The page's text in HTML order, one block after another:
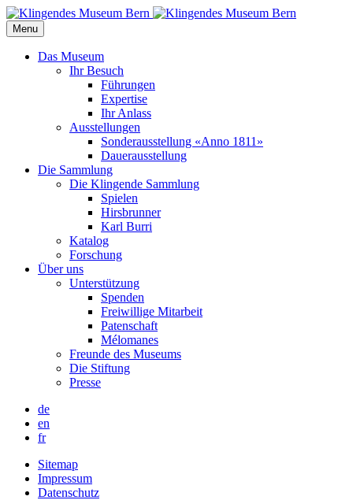
Menu
Das Museum
Ihr Besuch
Führungen
Expertise
Ihr Anlass
Ausstellungen
Sonderausstellung «Anno 1811»
Dauerausstellung
Die Sammlung
Die Klingende Sammlung
Spielen
Hirsbrunner
Karl Burri
Katalog
Forschung
Über uns
Unterstützung
Spenden
Freiwillige Mitarbeit
Patenschaft
Mélomanes
Freunde des Museums
Die Stiftung
Presse
de
en
fr
Sitemap
Impressum
Datenschutz